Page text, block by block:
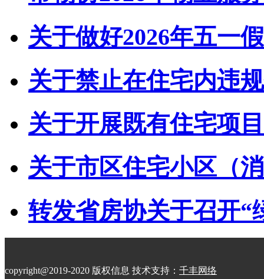
关于做好2026年五一
关于禁止在住宅内违
关于开展既有住宅项
关于市区住宅小区（
转发省房协关于召开“
copyright@2019-2020 版权信息 技术支持： 千丰网络